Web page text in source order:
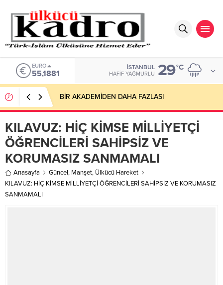
EURO
55,1881
İSTANBUL
HAFIF YAĞMURLU 29°C
BİR AKADEMİDEN DAHA FAZLASI
KILAVUZ: HİÇ KİMSE MİLLİYETÇİ
ÖĞRENCİLERİ SAHİPSİZ VE
KORUMASIZ SANMAMALI
Anasayfa Güncel, Manşet, Ülkücü Hareket
KILAVUZ: HİÇ KİMSE MİLLİYETÇİ ÖĞRENCİLERİ SAHİPSİZ VE KORUMASIZ
SANMAMALI